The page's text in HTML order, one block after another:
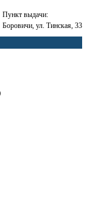
Пункт выдачи:
Боровичи, ул. Тинская, 33